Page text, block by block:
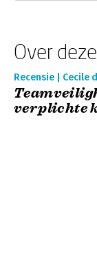
Over
Recensie | Cecile
verplichte